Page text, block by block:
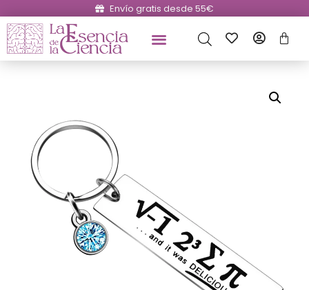
Envío gratis desde 55€